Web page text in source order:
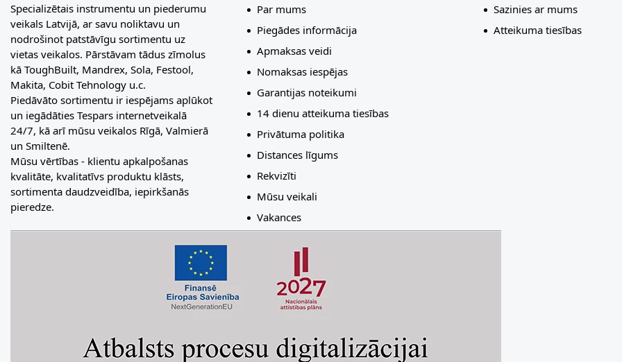
Specializētais instrumentu un piederumu
veikals Latvijā, ar savu noliktavu un
nodrošinot patstāvīgu sortimentu uz
vietas veikalos. Pārstāvam tādus zīmolus
kā ToughBuilt, Mandrex, Sola, Festool,
Makita, Cobit Tehnology u.c.
Piedāvāto sortimentu ir iespējams aplūkot
un iegādāties Tespars internetveikalā
24/7, kā arī mūsu veikalos Rīgā, Valmierā
un Smiltenē.
Mūsu vērtības - klientu apkalpošanas
kvalitāte, kvalitatīvs produktu klāsts,
sortimenta daudzveidība, iepirkšanās
pieredze.
Par mums
Piegādes informācija
Apmaksas veidi
Nomaksas iespējas
Garantijas noteikumi
14 dienu atteikuma tiesības
Privātuma politika
Distances līgums
Rekvizīti
Mūsu veikali
Vakances
Sazinies ar mums
Atteikuma tiesības